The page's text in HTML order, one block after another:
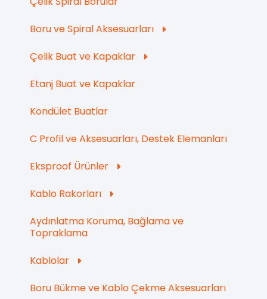
Boru ve Spiral Aksesuarları
Çelik Buat ve Kapaklar
Etanj Buat ve Kapaklar
Kondület Buatlar
C Profil ve Aksesuarları, Destek Elemanları
Eksproof Ürünler
Kablo Rakorları
Aydınlatma Koruma, Bağlama ve
Topraklama
Kablolar
Boru Bükme ve Kablo Çekme Aksesuarları